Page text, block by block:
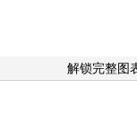
解锁完整图